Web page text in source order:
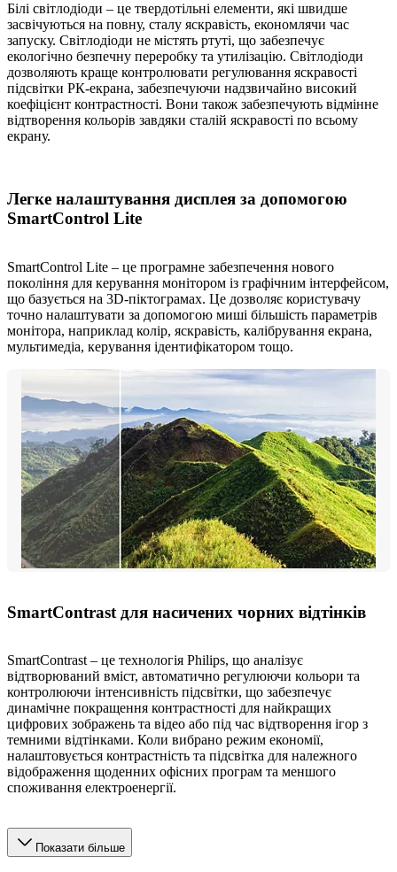
Білі світлодіоди – це твердотільні елементи, які швидше
засвічуються на повну, сталу яскравість, економлячи час
запуску. Світлодіоди не містять ртуті, що забезпечує
екологічно безпечну переробку та утилізацію. Світлодіоди
дозволяють краще контролювати регулювання яскравості
підсвітки РК-екрана, забезпечуючи надзвичайно високий
коефіцієнт контрастності. Вони також забезпечують відмінне
відтворення кольорів завдяки сталій яскравості по всьому
екрану.
Легке налаштування дисплея за допомогою
SmartControl Lite
SmartControl Lite – це програмне забезпечення нового
покоління для керування монітором із графічним інтерфейсом,
що базується на 3D-піктограмах. Це дозволяє користувачу
точно налаштувати за допомогою миші більшість параметрів
монітора, наприклад колір, яскравість, калібрування екрана,
мультимедіа, керування ідентифікатором тощо.
SmartContrast для насичених чорних відтінків
SmartContrast – це технологія Philips, що аналізує
відтворюваний вміст, автоматично регулюючи кольори та
контролюючи інтенсивність підсвітки, що забезпечує
динамічне покращення контрастності для найкращих
цифрових зображень та відео або під час відтворення ігор з
темними відтінками. Коли вибрано режим економії,
налаштовується контрастність та підсвітка для належного
відображення щоденних офісних програм та меншого
споживання електроенергії.
Показати більше